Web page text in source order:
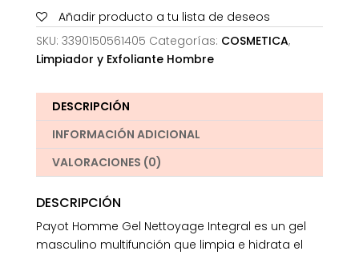
Añadir producto a tu lista de deseos
SKU: 3390150561405 Categorías: COSMETICA,
Limpiador y Exfoliante Hombre
DESCRIPCIÓN
INFORMACIÓN ADICIONAL
VALORACIONES (0)
DESCRIPCIÓN
Payot Homme Gel Nettoyage Integral es un gel
masculino multifunción que limpia e hidrata el